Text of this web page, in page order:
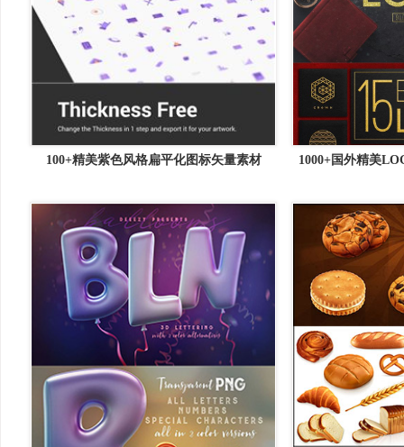
100+精美紫色风格扁平化图标矢量素材
1000+国外精美